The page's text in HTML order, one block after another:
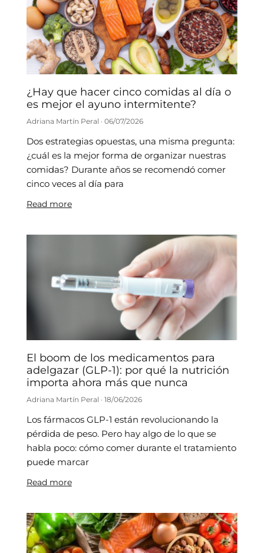
¿Hay que hacer cinco comidas al día o
es mejor el ayuno intermitente?
Adriana Martín Peral 06/07/2026
Dos estrategias opuestas, una misma pregunta:
¿cuál es la mejor forma de organizar nuestras
comidas? Durante años se recomendó comer
cinco veces al día para
Read more
El boom de los medicamentos para
adelgazar (GLP-1): por qué la nutrición
importa ahora más que nunca
Adriana Martín Peral 18/06/2026
Los fármacos GLP-1 están revolucionando la
pérdida de peso. Pero hay algo de lo que se
habla poco: cómo comer durante el tratamiento
puede marcar
Read more